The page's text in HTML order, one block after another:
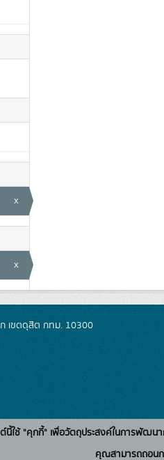
x
x
เขตดุสิต กทม. 10300
ต์นี้ใช้ "คุกกี้" เพื่อวัตถุประสงค์ในการพัฒ
คุณสามารถถอน